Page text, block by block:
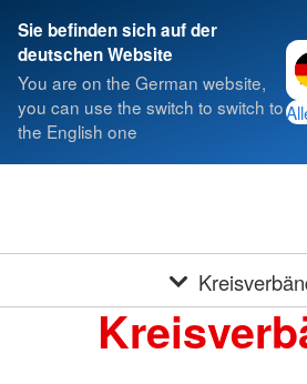
Sie befinden sich auf der
deutschen Website
You are on the German website,
you can use the switch to switch to
the English one